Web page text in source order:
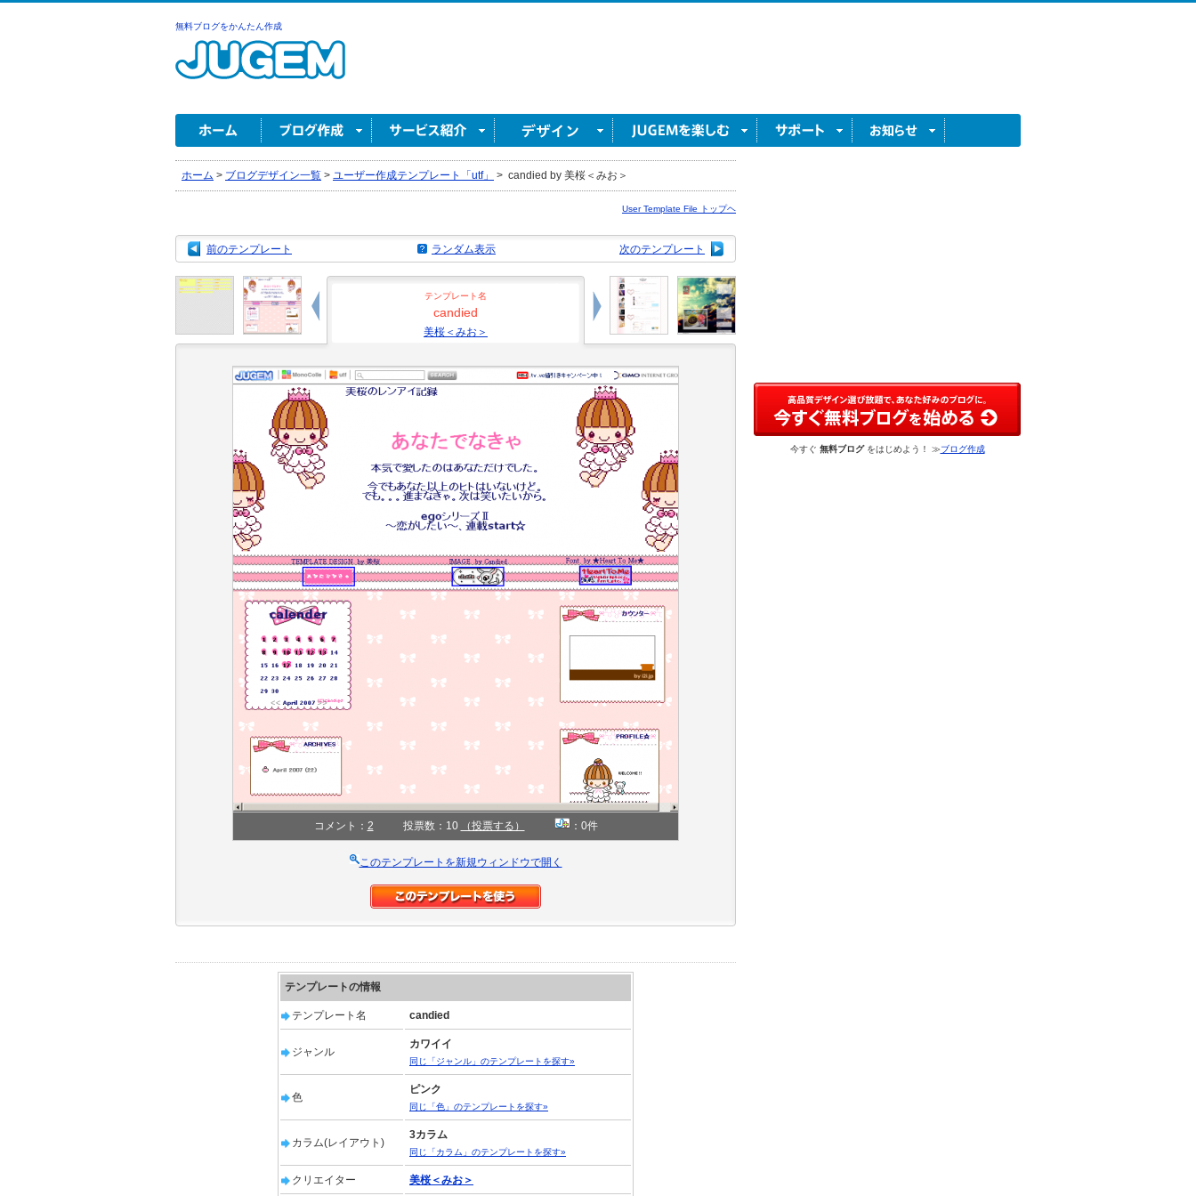
無料ブログをかんたん作成
ホーム > ブログデザイン一覧 > ユーザー作成テンプレート「utf」 > candied by 美桜＜みお＞
User Template File トップヘ
前のテンプレート 次のテンプレート
ランダム表示
テンプレート名
candied
美桜＜みお＞
コメント： 2 投票数：10 （投票する） ：0件
このテンプレートを新規ウィンドウで開く
テンプレートの情報
テンプレート名 candied
ジャンル
カワイイ
同じ「ジャンル」のテンプレートを探す»
色
ピンク
同じ「色」のテンプレートを探す»
カラム(レイアウト)
3カラム
同じ「カラム」のテンプレートを探す»
クリエイター 美桜＜みお＞
今すぐ 無料ブログをはじめよう！ ≫ブログ作成